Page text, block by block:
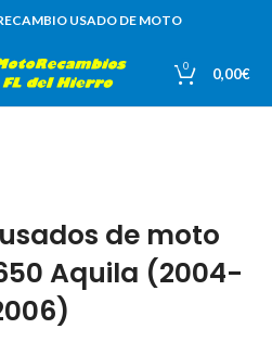
USADO DE MOTO
0 0,00€
de moto
Aquila (2004-